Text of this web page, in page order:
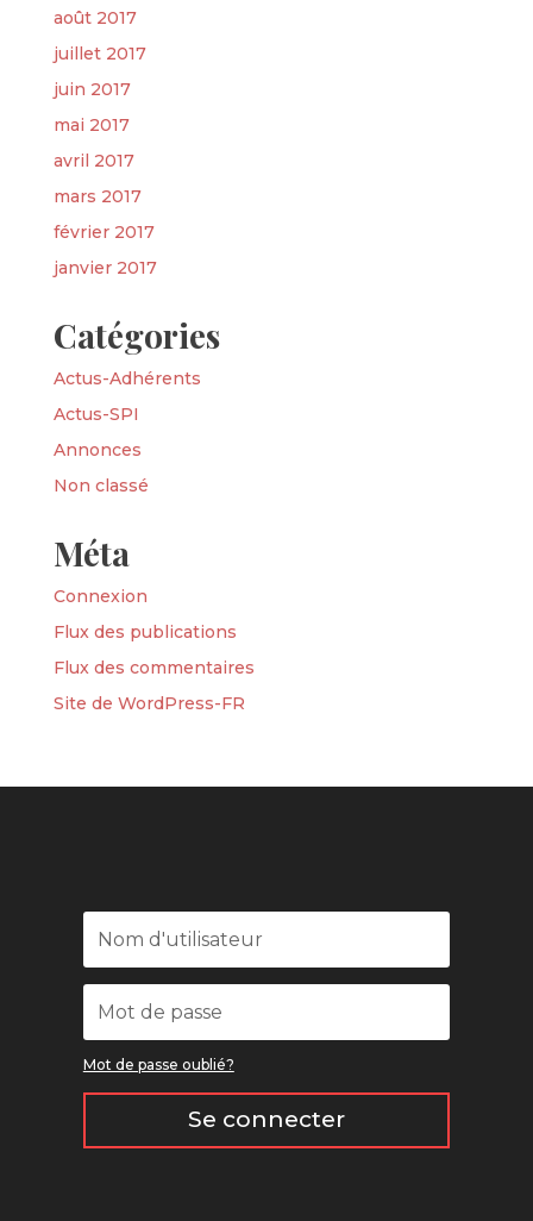
août 2017
juillet 2017
juin 2017
mai 2017
avril 2017
mars 2017
février 2017
janvier 2017
Catégories
Actus-Adhérents
Actus-SPI
Annonces
Non classé
Méta
Connexion
Flux des publications
Flux des commentaires
Site de WordPress-FR
Mot de passe oublié?
Se connecter